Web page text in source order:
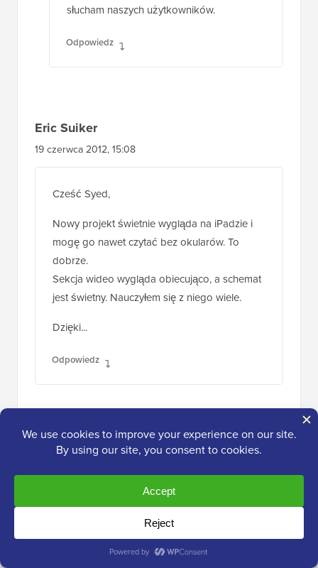
słucham naszych użytkowników.
Odpowiedz
Eric Suiker
19 czerwca 2012, 15:08
Cześć Syed,
Nowy projekt świetnie wygląda na iPadzie i
mogę go nawet czytać bez okularów. To
dobrze.
Sekcja wideo wygląda obiecująco, a schemat
jest świetny. Nauczyłem się z niego wiele.
Dzięki...
Odpowiedz
Personel redakcyjny
19 czerwca 2012, 16:58
Dzięki za opinię Eric
Odpowiedz
ADMINISTRATOR